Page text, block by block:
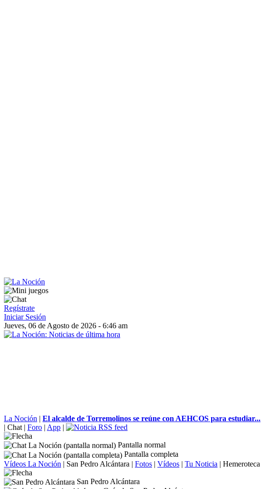
Regístrate
Iniciar Sesión
Jueves, 06 de Agosto de 2026 - 6:46 am
La Noción | El alcalde de Torremolinos se reúne con AEHCOS para estudiar...
| Chat | Foro | App |
Pantalla normal
Pantalla completa
Vídeos La Noción | San Pedro Alcántara | Fotos | Vídeos | Tu Noticia | Hemeroteca
San Pedro Alcántara